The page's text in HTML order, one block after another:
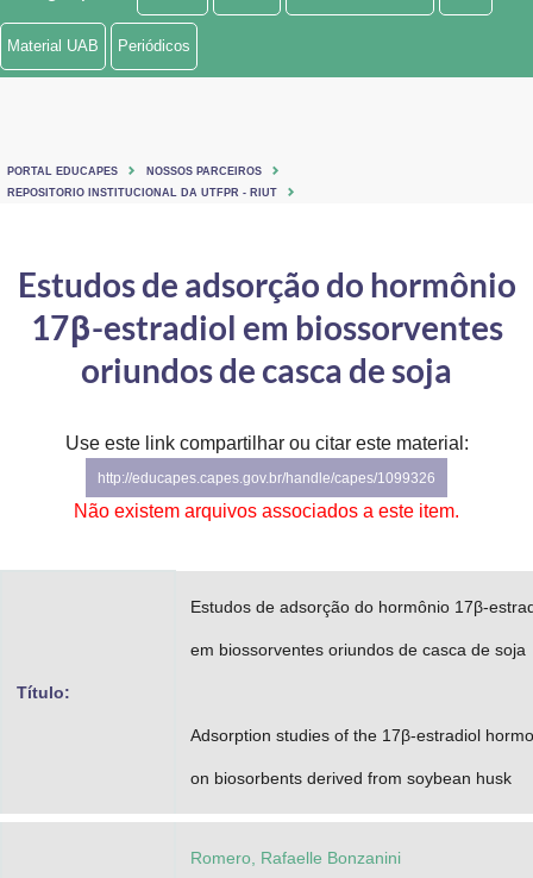
Ministério de Minas e Energia
Ministério do Turismo
Controladoria-Geral da União
Ministério da Mulher, da Família e dos Direitos Humanos
Secretaria de Governo
Gabinete de Segurança Institucional
Material UAB Periódicos
PORTAL EDUCAPES
NOSSOS PARCEIROS
REPOSITORIO INSTITUCIONAL DA UTFPR - RIUT
Estudos de adsorção do hormônio
17β-estradiol em biossorventes
oriundos de casca de soja
Use este link compartilhar ou citar este material:
http://educapes.capes.gov.br/handle/capes/1099326
Não existem arquivos associados a este item.
Título:
Estudos de adsorção do hormônio 17β-
em biossorventes oriundos de casca de soja
Adsorption studies of the 17β-estradiol
on biosorbents derived from soybean husk
Romero, Rafaelle Bonzanini